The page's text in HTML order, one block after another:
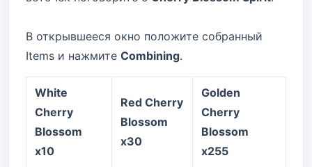
В открывшeеся окно положите собранный
Items и нажмите Combining.
White
Cherry
Blossom
x10
Red Cherry
Blossom
x30
Golden
Cherry
Blossom
x255